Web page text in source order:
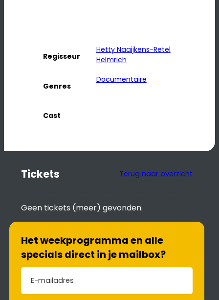
Regisseur
Hetty Naaijkens-Retel
Helmrich
Genres
Documentaire
Cast
Tickets Terug naar overzicht
Geen tickets (meer) gevonden.
Het weekprogramma en alle
specials direct in je mailbox?
E-mailadres